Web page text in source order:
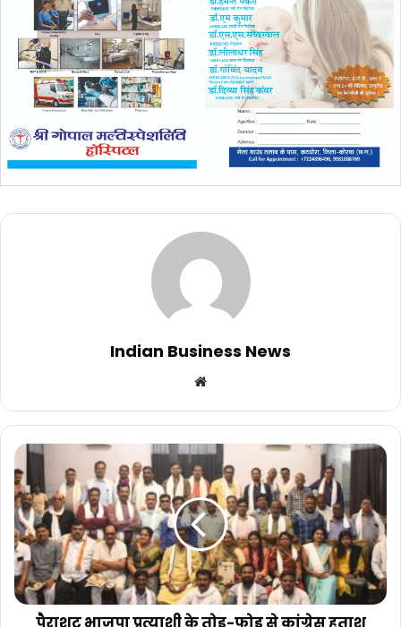
Indian Business News
Website
पैराशूट भाजपा प्रत्याशी के तोड़-फोड़ से कांग्रेस हताश